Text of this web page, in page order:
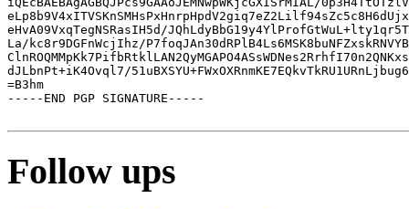
eHvA09VxqTegNSRasIH5d/
La/kc8r9DGFnWcjIhz/
dJLbnPt+iK4Ovql7/
=B3hm
-----END PGP SIGNATURE-----
Follow ups